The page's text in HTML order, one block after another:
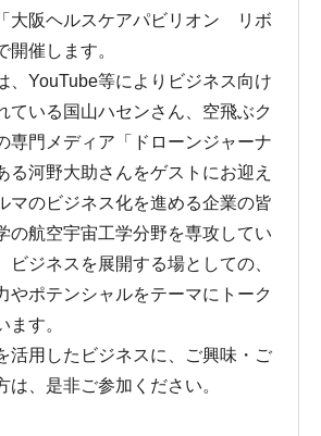
大阪ヘルスケアパビリオン リボ
開催します。
YouTube等によりビジネス向け
ている国山ハセンさん、空飛ぶク
専門メディア「ドローンジャーナ
る河野大助さんをゲストにお迎え
マのビジネス化を進める企業の皆
の航空宇宙工学分野を専攻してい
ビジネスを展開する場としての、
やポテンシャルをテーマにトーク
ます。
用したビジネスに、ご興味・ご
は、是非ご参加ください。